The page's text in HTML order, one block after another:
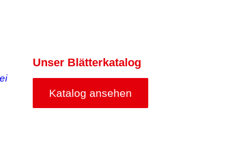
Unser Blätterkatalog
Katalog ansehen